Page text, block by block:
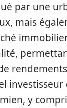
par une
mais
investisseur
y